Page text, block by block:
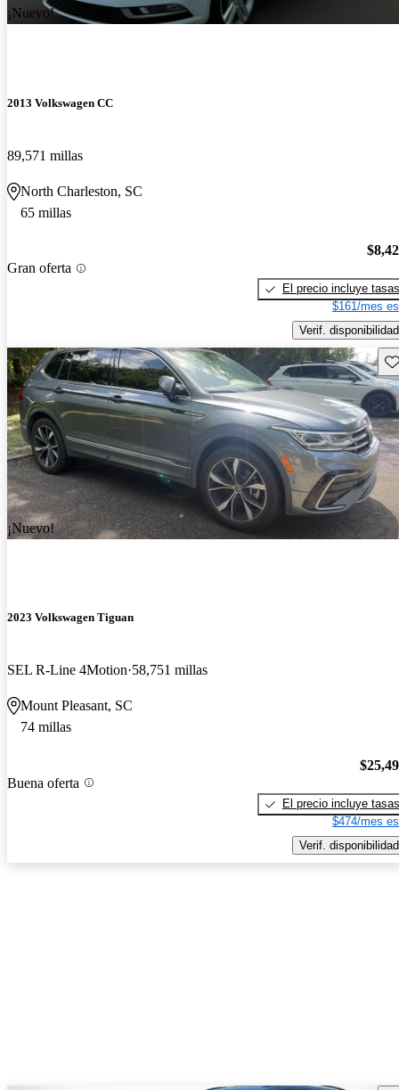
¡Nuevo!
2013 Volkswagen CC
89,571 millas
North Charleston, SC
65 millas
Gran oferta
El precio incluye tasas
$161/mes
Verif. disponibilidad
¡Nuevo!
2023 Volkswagen Tiguan
SEL R-Line 4Motion 58,751 millas
Mount Pleasant, SC
74 millas
Buena oferta
El precio incluye tasas
$474/mes
Verif. disponibilidad